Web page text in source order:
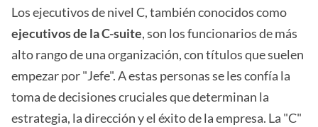
Los ejecutivos de nivel C, también conocidos como
ejecutivos de la C-suite, son los funcionarios de más
alto rango de una organización, con títulos que suelen
empezar por "Jefe". A estas personas se les confía la
toma de decisiones cruciales que determinan la
estrategia, la dirección y el éxito de la empresa. La "C"